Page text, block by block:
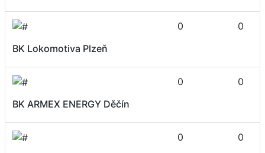
BK Lokomotiva Plzeň
0 0
BK ARMEX ENERGY Děčín
0 0
0 0